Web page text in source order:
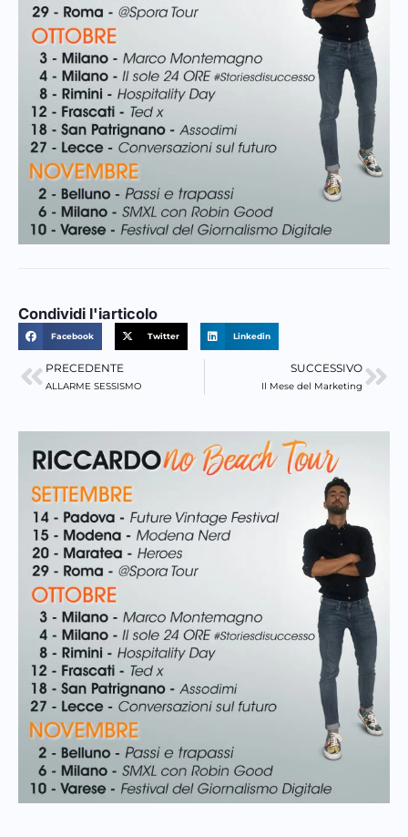
Condividi l'iarticolo
Facebook Twitter Linkedin
Precedente
PRECEDENTE
ALLARME SESSISMO
SUCCESSIVO
Il Mese del Marketing